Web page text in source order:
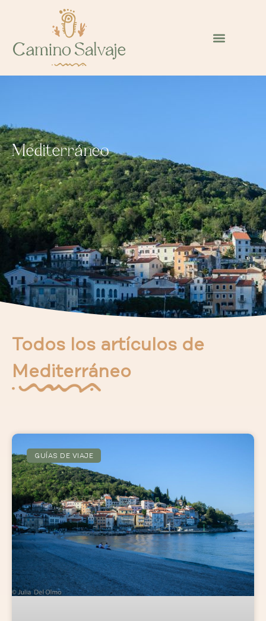
Mediterráneo
Todos los artículos de
Mediterráneo
GUÍAS DE VIAJE